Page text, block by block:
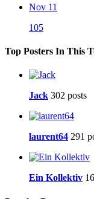
Nov 11
105
Top Posters In This
Jack 302 posts
laurent64 291
Ein Kollektiv